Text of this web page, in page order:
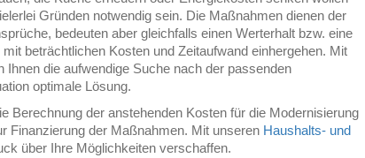
Gründen notwendig sein. Die Maßnahmen dienen der
bedeuten aber gleichfalls einen Werterhalt bzw. eine
beträchtlichen Kosten und Zeitaufwand einhergehen. Mit
die aufwendige Suche nach der passenden
optimale Lösung.
Berechnung der anstehenden Kosten für die Modernisierung
Finanzierung der Maßnahmen. Mit unseren Haushalts- und
über Ihre Möglichkeiten verschaffen.